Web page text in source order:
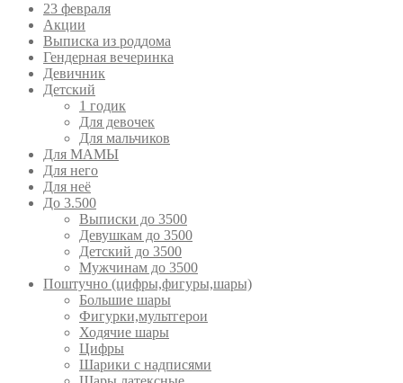
23 февраля
Акции
Выписка из роддома
Гендерная вечеринка
Девичник
Детский
1 годик
Для девочек
Для мальчиков
Для МАМЫ
Для него
Для неё
До 3.500
Выписки до 3500
Девушкам до 3500
Детский до 3500
Мужчинам до 3500
Поштучно (цифры,фигуры,шары)
Большие шары
Фигурки,мультгерои
Ходячие шары
Цифры
Шарики с надписями